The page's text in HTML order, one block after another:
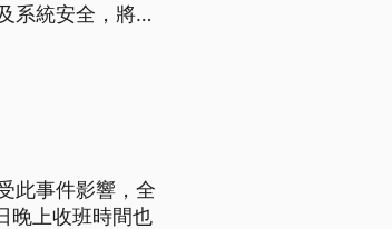
系統安全，將立
此事件影響，全
晚上收班時間也